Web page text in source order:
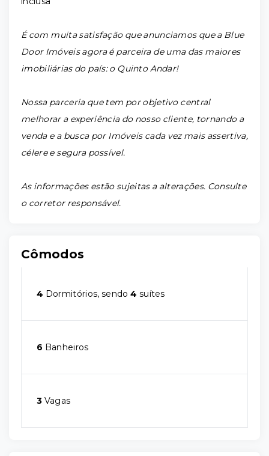
É com muita satisfação que anunciamos que a Blue
Door Imóveis agora é parceira de uma das maiores
imobiliárias do país: o Quinto Andar!
Nossa parceria que tem por objetivo central
melhorar a experiência do nosso cliente, tornando a
venda e a busca por Imóveis cada vez mais assertiva,
célere e segura possível.
As informações estão sujeitas a alterações. Consulte
o corretor responsável.
Cômodos
4 Dormitórios, sendo4 suítes
6 Banheiros
3 Vagas